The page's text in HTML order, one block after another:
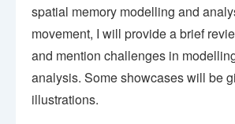
spatial memory modelling and
movement, I will provide a brief
and mention challenges in
analysis. Some showcases will be
illustrations.